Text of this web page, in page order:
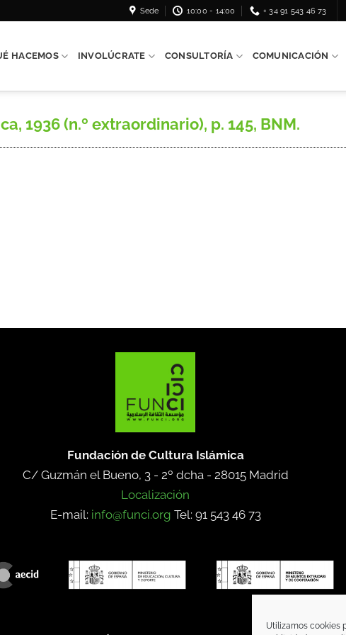
Utilizamos cookies
Sede 10:00 - 14:00 + 34 91 543 46 73
HACEMOS INVOLÚCRATE CONSULTORÍA COMUNICACIÓN
1936 (n.º extraordinario), p. 145, BNM.
Fundación de Cultura Islámica
C/ Guzmán el Bueno, 3 - 2º dcha - 28015 Madrid
Localización
E-mail: info@funci.org Tel: 91 543 46 73